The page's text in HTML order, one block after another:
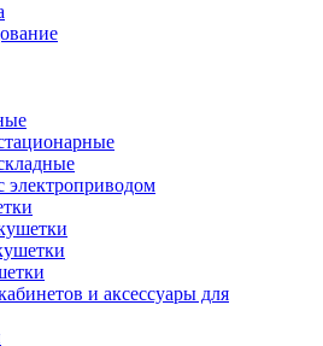
и аксессуары для